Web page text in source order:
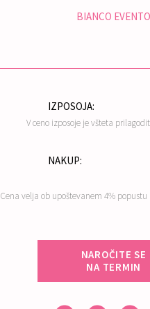
BIANCO EVENTO
IZPOSOJA:
V ceno izposoje je všteta
NAKUP:
Cena velja ob upoštevanem 4%
NAROČITE SE
NA TERMIN